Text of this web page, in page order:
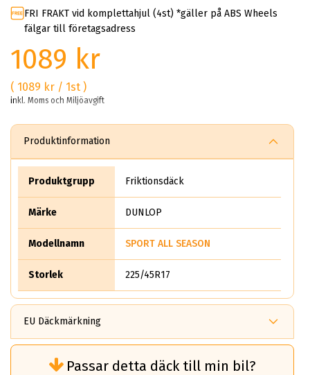
FRI FRAKT vid komplettahjul (4st) *gäller på ABS Wheels
fälgar till företagsadress
1089 kr
( 1089 kr / 1st )
inkl. Moms och Miljöavgift
Produktinformation
Produktgrupp Friktionsdäck
Märke DUNLOP
Modellnamn SPORT ALL SEASON
Storlek 225/45R17
EU Däckmärkning
bränsleförbrukningen)
Passar detta däck till min bil?